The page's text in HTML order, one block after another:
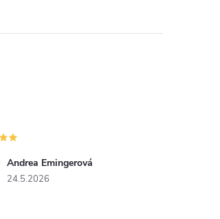
Andrea Emingerová
24.5.2026